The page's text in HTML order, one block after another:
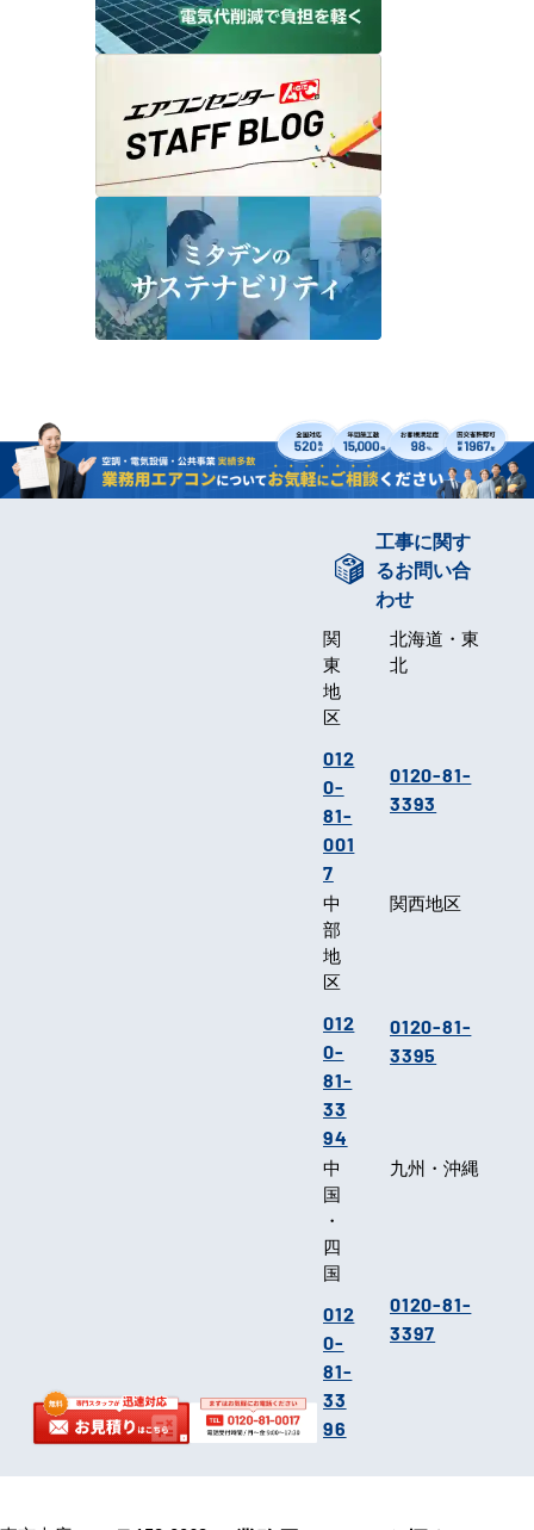
工事に関す
るお問い合
わせ
関
東
地
区
012
0-
81-
001
7
北海道・東
北
0120-81-
3393
中
部
地
区
012
0-
81-
33
94
関西地区
0120-81-
3395
中
国
・
四
国
012
0-
81-
33
96
九州・沖縄
0120-81-
3397